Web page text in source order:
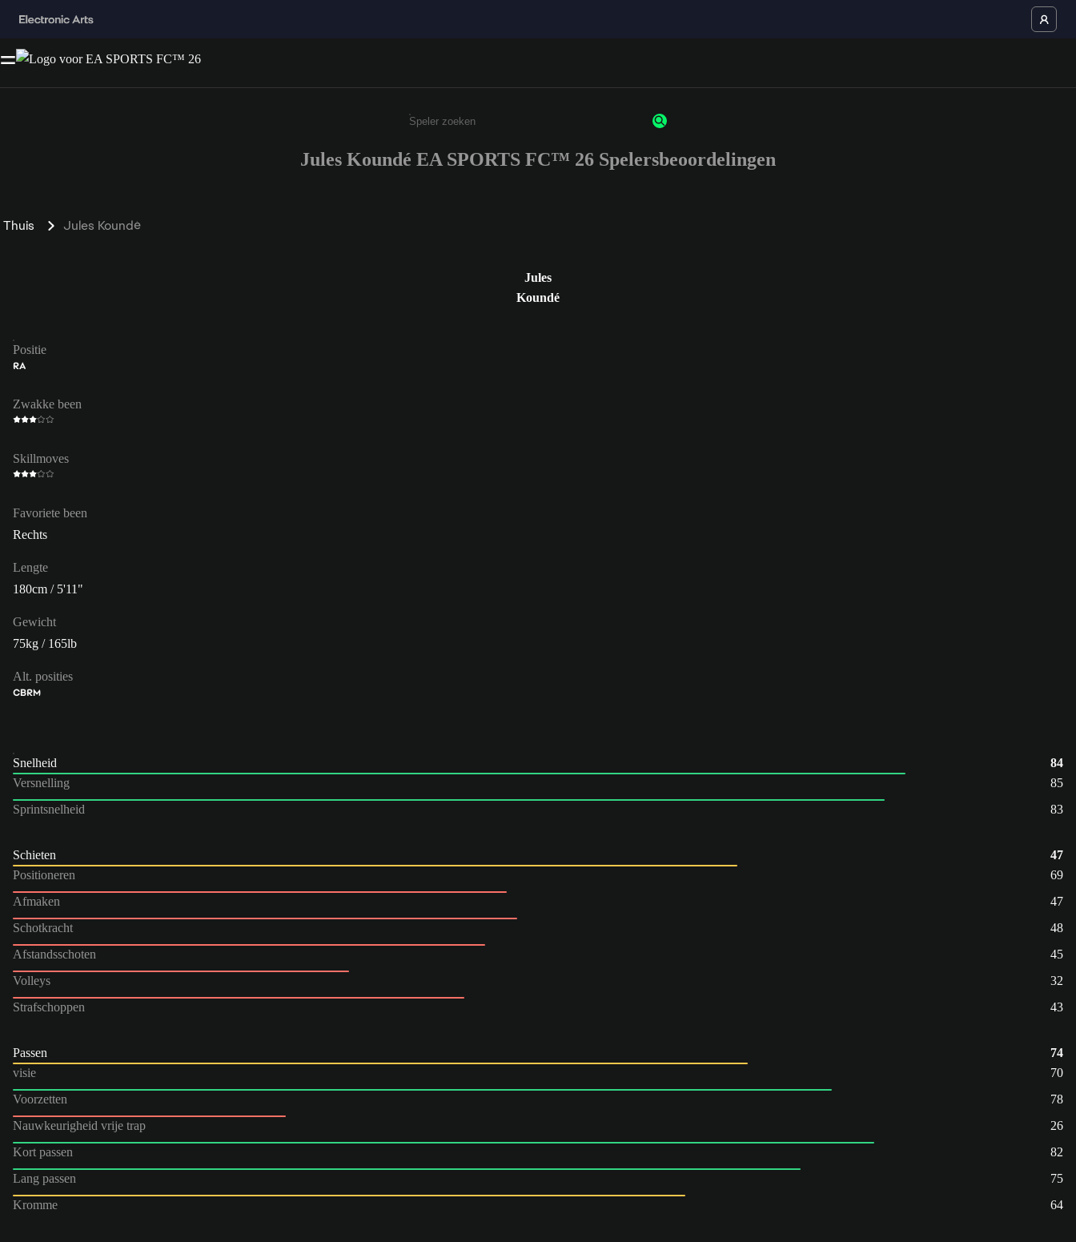
Enter a minimum of 3 characters or numbers
Jules Koundé EA SPORTS FC™ 26 Spelersbeoordelingen
Thuis Jules Koundé
Jules
Koundé
Positie
RA
Zwakke been
Skillmoves
Favoriete been
Rechts
Lengte
180cm / 5'11"
Gewicht
75kg / 165lb
Alt. posities
CBRM
Snelheid
84
Versnelling
85
Sprintsnelheid
83
Schieten
47
Positioneren
69
Afmaken
47
Schotkracht
48
Afstandsschoten
45
Volleys
32
Strafschoppen
43
Passen
74
visie
70
Voorzetten
78
Nauwkeurigheid vrije trap
26
Kort passen
82
Lang passen
75
Kromme
64